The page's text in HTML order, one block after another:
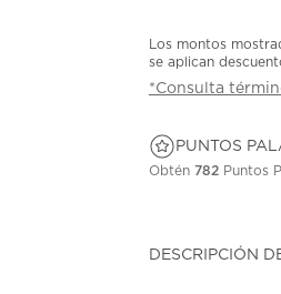
Los montos
se aplican
*Consulta
PUNTOS
Obtén782 Puntos
DESCRIPCIÓN